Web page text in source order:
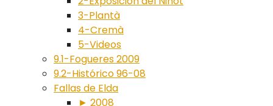
3-Plantà
4-Cremà
5-Videos
9.1-Fogueres 2009
9.2-Histórico 96-08
Fallas de Elda
► 2008